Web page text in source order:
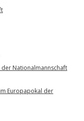
Nationalmannschaft
Europapokal der